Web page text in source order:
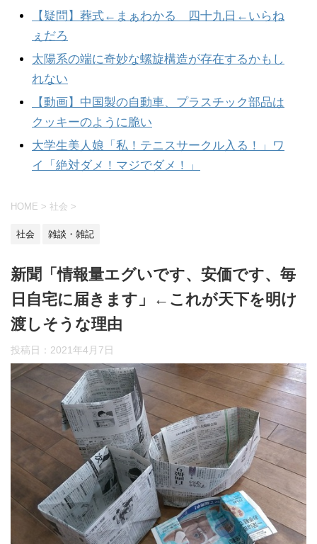
【疑問】葬式←まぁわかる 四十九日←いらね
ぇだろ
太陽系の端に奇妙な螺旋構造が存在するかもし
れない
【動画】中国製の自動車、プラスチック部品は
クッキーのように脆い
大学生美人娘「私！テニスサークル入る！」ワ
イ「絶対ダメ！マジでダメ！」
HOME > 社会 >
社会 雑談・雑記
新聞「情報量エグいです、安価です、毎
日自宅に届きます」←これが天下を明け
渡しそうな理由
投稿日： 2021年4月7日